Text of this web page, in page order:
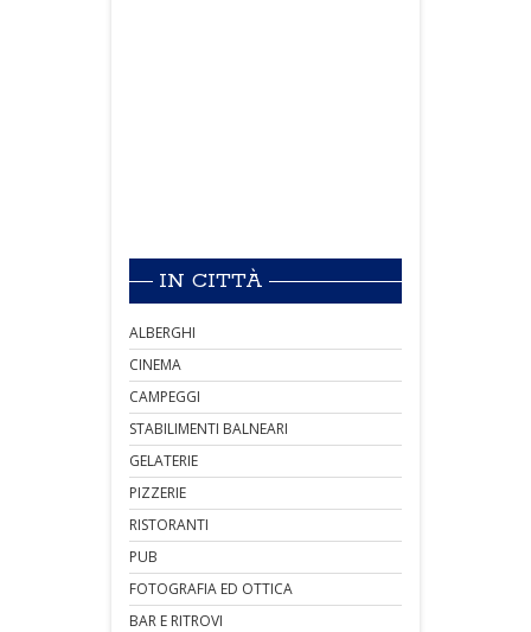
IN CITTÀ
ALBERGHI
CINEMA
CAMPEGGI
STABILIMENTI BALNEARI
GELATERIE
PIZZERIE
RISTORANTI
PUB
FOTOGRAFIA ED OTTICA
BAR E RITROVI